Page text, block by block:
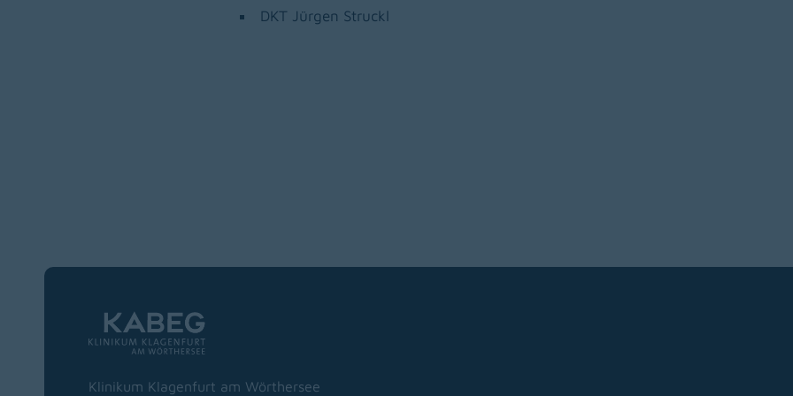
DKT Jürgen Struckl
Klinikum Klagenfurt am Wörthersee